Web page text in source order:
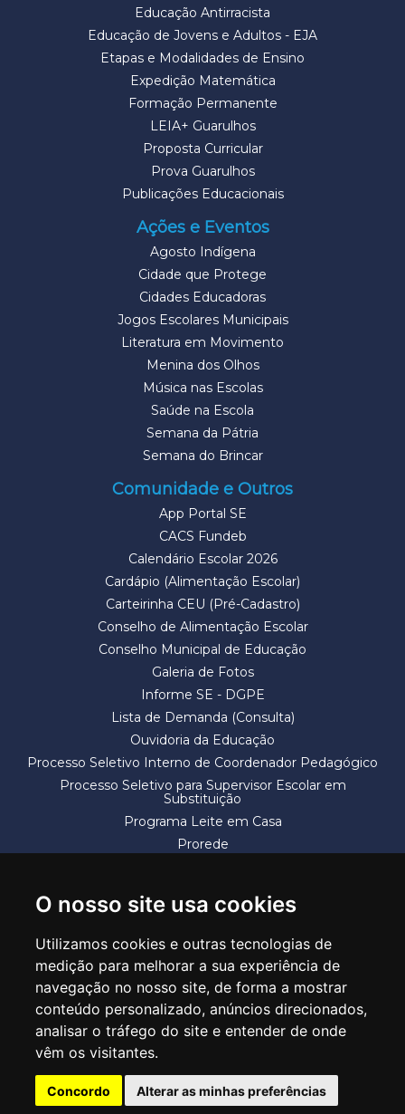
O nosso site usa cookies
Utilizamos cookies e outras tecnologias de
medição para melhorar a sua experiência de
navegação no nosso site, de forma a mostrar
conteúdo personalizado, anúncios direcionados,
analisar o tráfego do site e entender de onde
vêm os visitantes.
Concordo Alterar as minhas preferências
Educação Antirracista
Educação de Jovens e Adultos - EJA
Etapas e Modalidades de Ensino
Expedição Matemática
Formação Permanente
LEIA+ Guarulhos
Proposta Curricular
Prova Guarulhos
Publicações Educacionais
Ações e Eventos
Agosto Indígena
Cidade que Protege
Cidades Educadoras
Jogos Escolares Municipais
Literatura em Movimento
Menina dos Olhos
Música nas Escolas
Saúde na Escola
Semana da Pátria
Semana do Brincar
Comunidade e Outros
App Portal SE
CACS Fundeb
Calendário Escolar 2026
Cardápio (Alimentação Escolar)
Carteirinha CEU (Pré-Cadastro)
Conselho de Alimentação Escolar
Conselho Municipal de Educação
Galeria de Fotos
Informe SE - DGPE
Lista de Demanda (Consulta)
Ouvidoria da Educação
Processo Seletivo Interno de Coordenador Pedagógico
Processo Seletivo para Supervisor Escolar em
Substituição
Programa Leite em Casa
Prorede
SECRETARIA DE EDUCAÇÃO
Rua Claudino Barbosa, 313 - Macedo - Guarulhos/SP CEP 07113-040
Central de Atendimento: *55 11 2475-7300